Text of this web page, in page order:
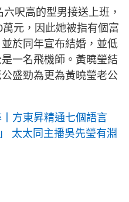
呎高的型男接送上班，
元，因此她被指有個富
於同年宣布結婚，並低
一名飛機師。黃曉瑩結
盛勁為更為黃曉瑩老公
方東昇精通七個語言
太太同主播吳先瑩有淵